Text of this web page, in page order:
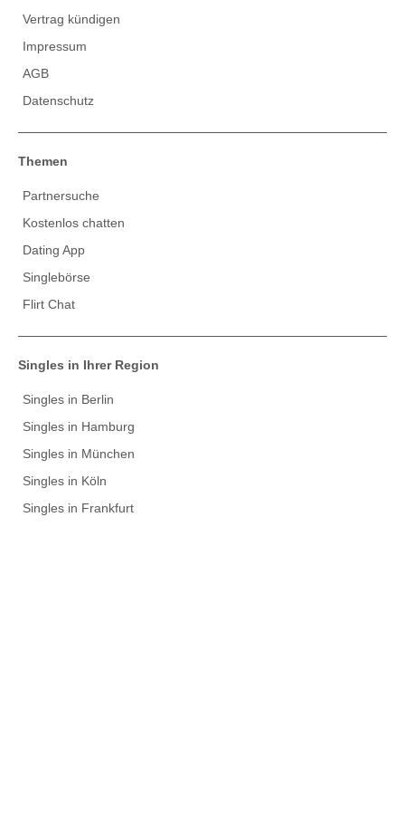
Vertrag kündigen
Impressum
AGB
Datenschutz
Themen
Partnersuche
Kostenlos chatten
Dating App
Singlebörse
Flirt Chat
Singles in Ihrer Region
Singles in Berlin
Singles in Hamburg
Singles in München
Singles in Köln
Singles in Frankfurt